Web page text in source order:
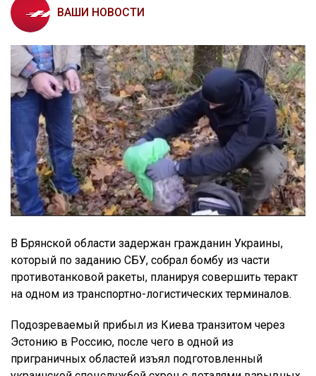
ВАШИ НОВОСТИ
В Брянской области задержан гражданин Украины,
который по заданию СБУ, собрал бомбу из части
противотанковой ракеты, планируя совершить теракт
на одном из транспортно-логистических терминалов.
Подозреваемый прибыл из Киева транзитом через
Эстонию в Россию, после чего в одной из
приграничных областей изъял подготовленный